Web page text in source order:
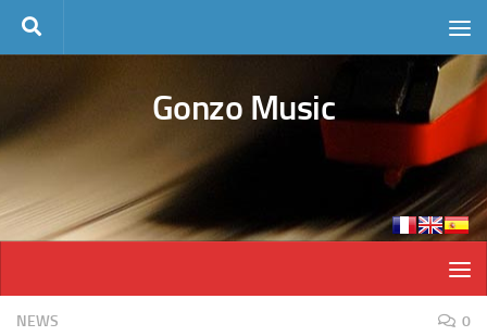
Skip to content
Gonzo Music
NEWS 0